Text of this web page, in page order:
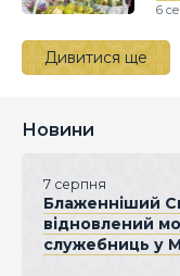
6
Дивитися ще
Новини
7 серпня
Блаженніший
відновлений
служебниць у